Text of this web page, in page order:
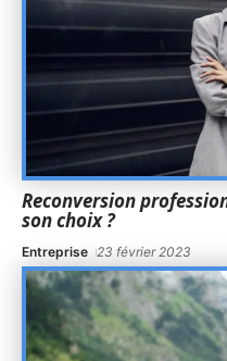
Reconversion
son choix ?
Entreprise 23 février 2023